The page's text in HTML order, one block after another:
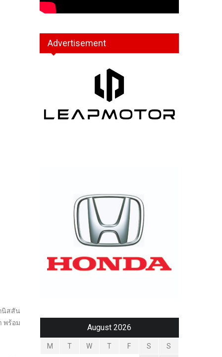
นิสสัน
พร้อม
Advertisement
August 2026
M T W T F S S